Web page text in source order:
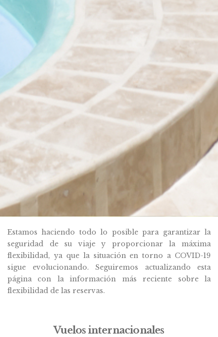
Estamos haciendo todo lo posible para garantizar la
seguridad de su viaje y proporcionar la máxima
flexibilidad, ya que la situación en torno a COVID-19
sigue evolucionando. Seguiremos actualizando esta
página con la información más reciente sobre la
flexibilidad de las reservas.
Vuelos internacionales